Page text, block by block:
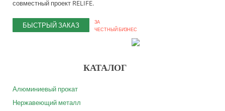
совместный проект RELIFE.
БЫСТРЫЙ ЗАКАЗ
ЗА
ЧЕСТНЫЙ БИЗНЕС
КАТАЛОГ
Алюминиевый прокат
Нержавеющий металл